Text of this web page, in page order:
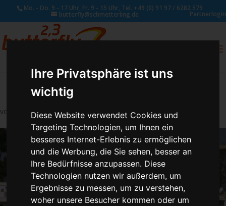
Ihre Privatsphäre ist uns
wichtig
Diese Website verwendet Cookies und
Targeting Technologien, um Ihnen ein
besseres Internet-Erlebnis zu ermöglichen
und die Werbung, die Sie sehen, besser an
Ihre Bedürfnisse anzupassen. Diese
Technologien nutzen wir außerdem, um
Ergebnisse zu messen, um zu verstehen,
woher unsere Besucher kommen oder um
Mo. - Do. 9 - 17 Uhr, Fr. 9 - 15 Uhr, Tel. +49 (0) 91 97 / 6282 579
butterfly@schmetterling.de Partnerlogin
von Schmetterling Administrator|Juli 27, 2017